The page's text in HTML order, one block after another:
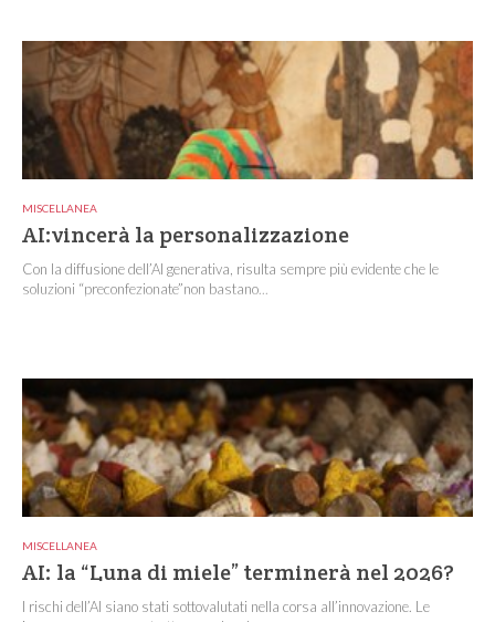
MISCELLANEA
AI:vincerà la personalizzazione
Con la diffusione dell’AI generativa, risulta sempre più evidente che le
soluzioni “preconfezionate”non bastano...
MISCELLANEA
AI: la “Luna di miele” terminerà nel 2026?
I rischi dell’AI siano stati sottovalutati nella corsa all’innovazione. Le